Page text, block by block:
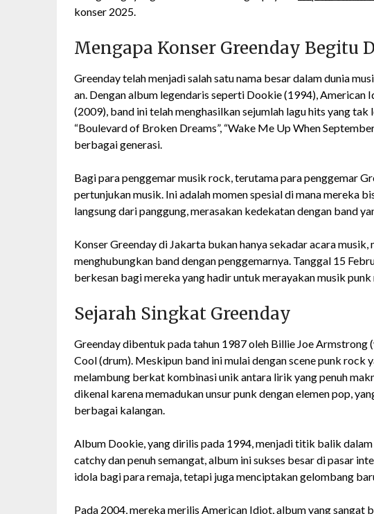
konser 2025.
Mengapa Konser Greenday Begitu
Greenday telah menjadi salah satu nama besar dalam dunia
an. Dengan album legendaris seperti Dookie (1994),
(2009), band ini telah menghasilkan sejumlah lagu hits yang
“Boulevard of Broken Dreams”, “Wake Me Up When
berbagai generasi.
Bagi para penggemar musik rock, terutama para penggemar
pertunjukan musik. Ini adalah momen spesial di mana mereka
langsung dari panggung, merasakan kedekatan dengan band
Konser Greenday di Jakarta bukan hanya sekadar acara
menghubungkan band dengan penggemarnya. Tanggal 15
berkesan bagi mereka yang hadir untuk merayakan musik
Sejarah Singkat Greenday
Greenday dibentuk pada tahun 1987 oleh Billie Joe
Cool (drum). Meskipun band ini mulai dengan scene punk rock
melambung berkat kombinasi unik antara lirik yang penuh
dikenal karena memadukan unsur punk dengan elemen pop,
berbagai kalangan.
Album Dookie, yang dirilis pada 1994, menjadi titik balik
catchy dan penuh semangat, album ini sukses besar di pasar
idola bagi para remaja, tetapi juga menciptakan gelombang
Pada 2004, mereka merilis American Idiot, album yang sangat